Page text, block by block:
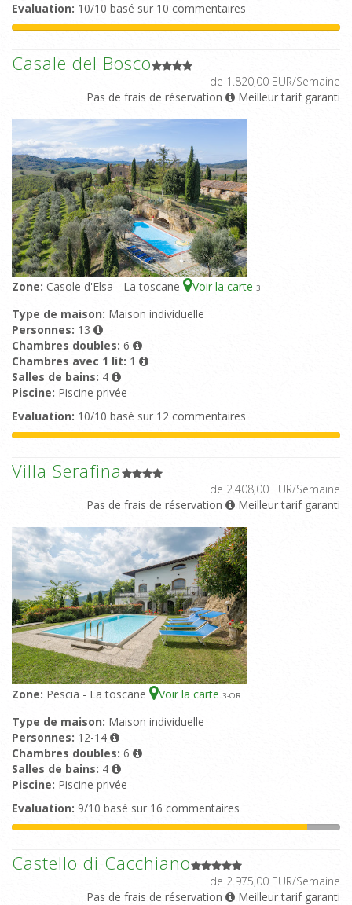
Evaluation: 10/10 basé sur 10 commentaires
Casale del Bosco
de 1.820,00 EUR/Semaine
Pas de frais de réservation
Meilleur tarif garanti
Zone: Casole d'Elsa - La toscane Voir la carte 3
Type de maison: Maison individuelle
Personnes: 13
Chambres doubles: 6
Chambres avec 1 lit: 1
Salles de bains: 4
Piscine: Piscine privée
Evaluation: 10/10 basé sur 12 commentaires
Villa Serafina
de 2.408,00 EUR/Semaine
Pas de frais de réservation
Meilleur tarif garanti
Zone: Pescia - La toscane Voir la carte 3-OR
Type de maison: Maison individuelle
Personnes: 12-14
Chambres doubles: 6
Salles de bains: 4
Piscine: Piscine privée
Evaluation: 9/10 basé sur 16 commentaires
Castello di Cacchiano
de 2.975,00 EUR/Semaine
Pas de frais de réservation
Meilleur tarif garanti